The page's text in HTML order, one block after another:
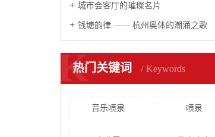
城市会客厅的璀璨名片
钱塘韵律 —— 杭州奥体的潮涌之歌
热门关键词 Keywords
K
音乐喷泉 喷泉